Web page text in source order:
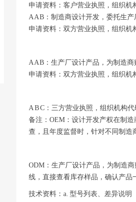
申请资料：客户营业执照，组织机
A A B：制造商设计开发，委托生产
申请资料：双方营业执照，组织机
A A B：生产厂设计产品，为制造商
申请资料：双方营业执照，组织机
A B C：三方营业执照，组织机构
备注：OEM：设计开发产权在制
查，且年度监督时，针对不同制造
ODM：生产厂设计产品，为制造
线，直接查看库存样品，确认产品
技术资料：a. 型号列表、差异说明